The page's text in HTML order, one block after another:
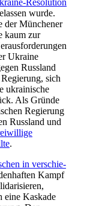
Resolution
wurde.
der Münchener
kaum zur
Ukraine
Russland
sich
ukrai­nische
Als Gründe
Regierung
Russland und
.
in verschie­
Kampf
eine Kaskade